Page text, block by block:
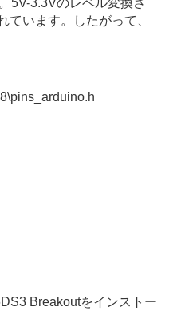
5V-3.3Vのレベル変換さ
います。したがって、
Breakoutをインストー